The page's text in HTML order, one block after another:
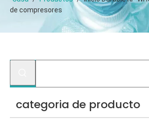
de compresores
categoria de producto